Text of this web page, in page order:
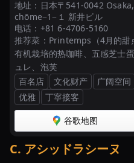
地址： 日本〒541-0042
chōme−1−１ 新井ビル
电话： +81 6-4706-5160
推荐菜： Printemps（4月的甜
有机栽培的热咖啡、五感芝士
ュレ、泡芙
百名店
文化财产 广阔空间
优雅
丁寧接客
谷歌地图
C. アシッドラシーヌ